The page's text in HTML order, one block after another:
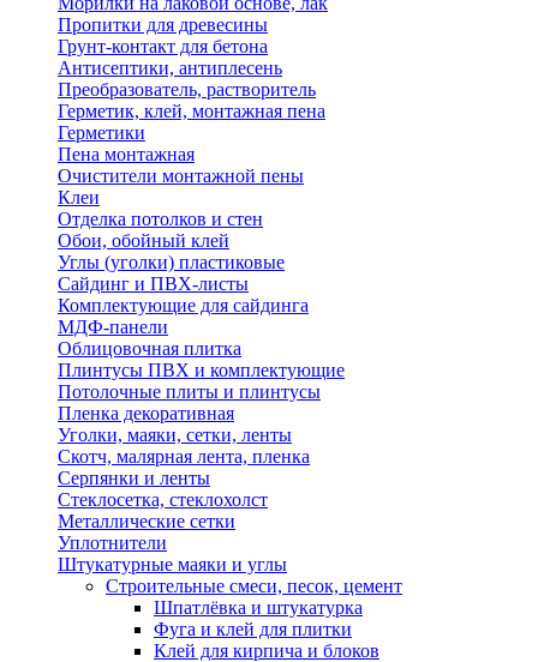
Пропитки для древесины
Грунт-контакт для бетона
Антисептики, антиплесень
Преобразователь, растворитель
Герметик, клей, монтажная пена
Герметики
Пена монтажная
Очистители монтажной пены
Клеи
Отделка потолков и стен
Обои, обойный клей
Углы (уголки) пластиковые
Сайдинг и ПВХ-листы
Комплектующие для сайдинга
МДФ-панели
Облицовочная плитка
Плинтусы ПВХ и комплектующие
Потолочные плиты и плинтусы
Пленка декоративная
Уголки, маяки, сетки, ленты
Скотч, малярная лента, пленка
Серпянки и ленты
Стеклосетка, стеклохолст
Металлические сетки
Уплотнители
Штукатурные маяки и углы
Строительные смеси, песок, цемент
Шпатлёвка и штукатурка
Фуга и клей для плитки
Клей для кирпича и блоков